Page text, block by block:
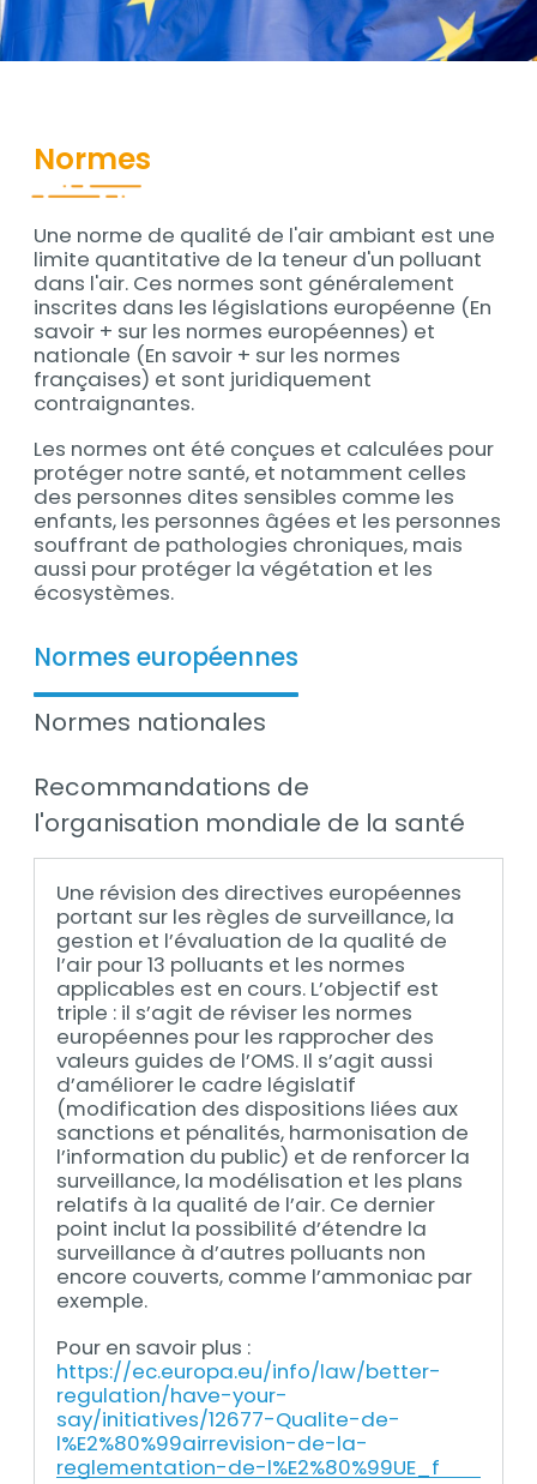
Normes
Contenu
Une norme de qualité de l'air ambiant est une
limite quantitative de la teneur d'un polluant
dans l'air. Ces normes sont généralement
inscrites dans les législations européenne (En
savoir + sur les normes européennes) et
nationale (En savoir + sur les normes
françaises) et sont juridiquement
contraignantes.
Les normes ont été conçues et calculées pour
protéger notre santé, et notamment celles
des personnes dites sensibles comme les
enfants, les personnes âgées et les personnes
souffrant de pathologies chroniques, mais
aussi pour protéger la végétation et les
écosystèmes.
Normes européennes
Normes nationales
Recommandations de
l'organisation mondiale de la santé
Une révision des directives européennes
portant sur les règles de surveillance, la
gestion et l’évaluation de la qualité de
l’air pour 13 polluants et les normes
applicables est en cours. L’objectif est
triple : il s’agit de réviser les normes
européennes pour les rapprocher des
valeurs guides de l’OMS. Il s’agit aussi
d’améliorer le cadre législatif
(modification des dispositions liées aux
sanctions et pénalités, harmonisation de
l’information du public) et de renforcer la
surveillance, la modélisation et les plans
relatifs à la qualité de l’air. Ce dernier
point inclut la possibilité d’étendre la
surveillance à d’autres polluants non
encore couverts, comme l’ammoniac par
exemple.
Pour en savoir plus :
https://ec.europa.eu/info/law/better-
regulation/have-your-
say/initiatives/12677-Qualite-de-
l%E2%80%99airrevision-de-la-
reglementation-de-l%E2%80%99UE_f